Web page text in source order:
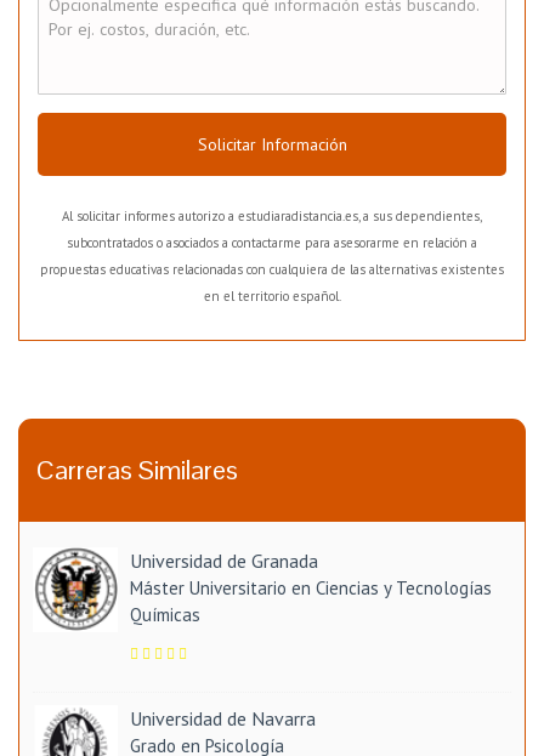
Solicitar Información
Al solicitar informes autorizo a estudiaradistancia.es, a sus dependientes,
subcontratados o asociados a contactarme para asesorarme en relación a
propuestas educativas relacionadas con cualquiera de las alternativas existentes
en el territorio español.
Carreras Similares
Universidad de Granada
Máster Universitario en Ciencias y Tecnologías
Químicas
Universidad de Navarra
Grado en Psicología